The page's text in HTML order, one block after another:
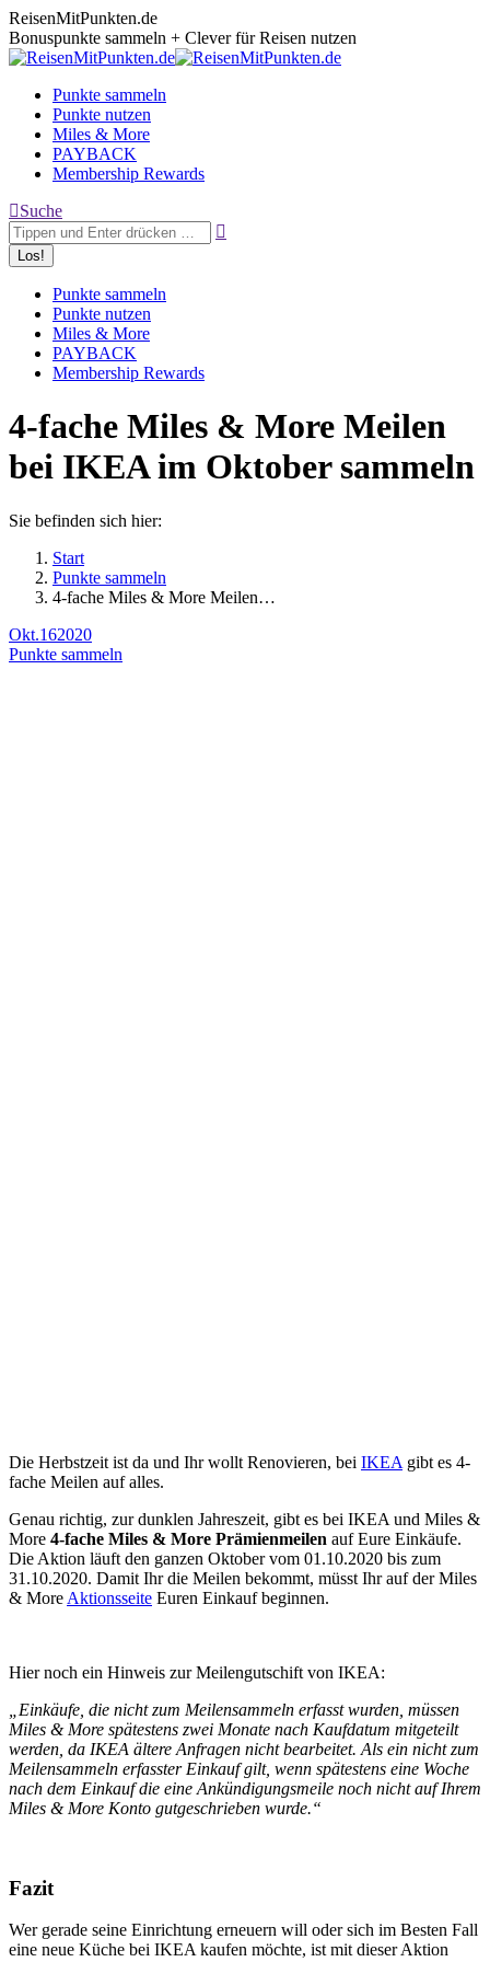
Zum
Inhalt
springen
ReisenMitPunkten.de
Bonuspunkte sammeln + Clever für Reisen nutzen
Punkte sammeln
Punkte nutzen
Miles & More
PAYBACK
Membership Rewards
Search:
Suche
Punkte sammeln
Punkte nutzen
Miles & More
PAYBACK
Membership Rewards
4-fache Miles & More Meilen
bei IKEA im Oktober sammeln
Sie befinden sich hier:
Start
Punkte sammeln
4-fache Miles & More Meilen…
Okt.162020
Punkte sammeln
Die Herbstzeit ist da und Ihr wollt Renovieren, bei IKEA gibt es 4-
fache Meilen auf alles.
Genau richtig, zur dunklen Jahreszeit, gibt es bei IKEA und Miles &
More 4-fache Miles & More Prämienmeilen auf Eure Einkäufe.
Die Aktion läuft den ganzen Oktober vom 01.10.2020 bis zum
31.10.2020. Damit Ihr die Meilen bekommt, müsst Ihr auf der Miles
& More Aktionsseite Euren Einkauf beginnen.
Hier noch ein Hinweis zur Meilengutschift von IKEA:
„Einkäufe, die nicht zum Meilensammeln erfasst wurden, müssen
Miles & More spätestens zwei Monate nach Kaufdatum mitgeteilt
werden, da IKEA ältere Anfragen nicht bearbeitet. Als ein nicht zum
Meilensammeln erfasster Einkauf gilt, wenn spätestens eine Woche
nach dem Einkauf die eine Ankündigungsmeile noch nicht auf Ihrem
Miles & More Konto gutgeschrieben wurde.“
Fazit
Wer gerade seine Einrichtung erneuern will oder sich im Besten Fall
eine neue Küche bei IKEA kaufen möchte, ist mit dieser Aktion